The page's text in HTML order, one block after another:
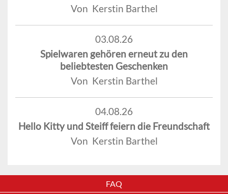
Von Kerstin Barthel
03.08.26
Spielwaren gehören erneut zu den
beliebtesten Geschenken
Von Kerstin Barthel
04.08.26
Hello Kitty und Steiff feiern die Freundschaft
Von Kerstin Barthel
FAQ